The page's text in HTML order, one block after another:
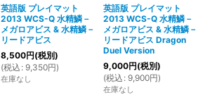
英語版 プレイマット
2013 WCS-Q 水精鱗－
メガロアビス & 水精鱗－
リードアビス
8,500円(税別)
(税込 : 9,350円)
在庫なし
英語版 プレイマット
2013 WCS-Q 水精鱗－
メガロアビス & 水精鱗－
リードアビス Dragon
Duel Version
9,000円(税別)
(税込 : 9,900円)
在庫なし